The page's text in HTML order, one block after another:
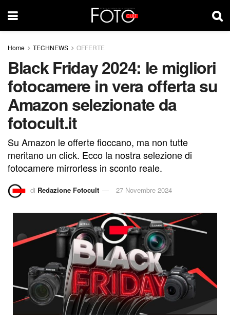
Home TECHNEWS OFFERTE
Black Friday 2024: le migliori
fotocamere in vera offerta su
Amazon selezionate da
fotocult.it
Su Amazon le offerte fioccano, ma non tutte
meritano un click. Ecco la nostra selezione di
fotocamere mirrorless in sconto reale.
di Redazione Fotocult 27 Novembre 2024